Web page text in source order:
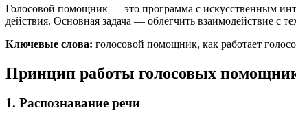
Голосовой помощник — это программа с искусственным
действия. Основная задача — облегчить взаимодействие с
Ключевые слова: голосовой помощник, как работает
Принцип работы голосовых
1. Распознавание речи